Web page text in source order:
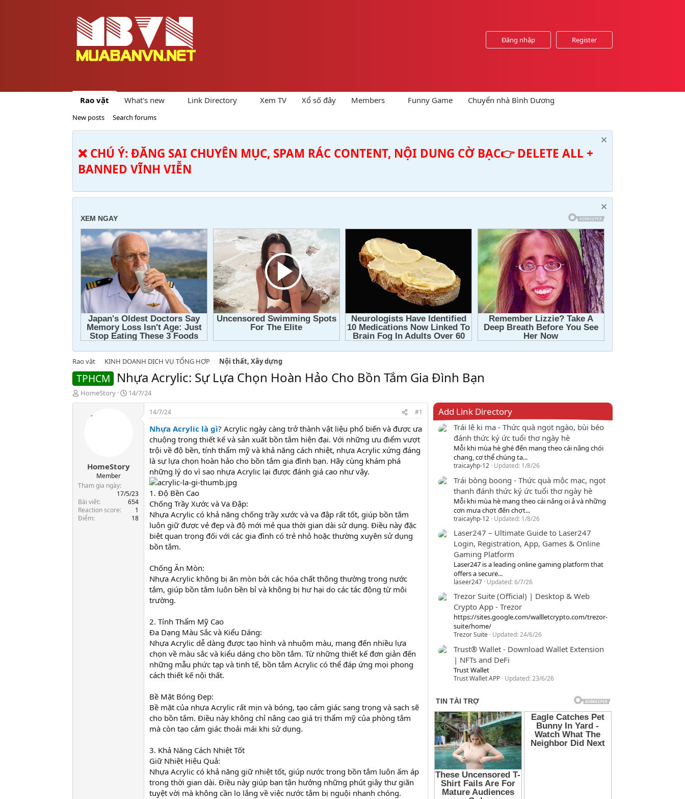
Đăng nhập Register
Rao vặt What's new Link Directory Xem TV Xổ số đây Members Funny Game Chuyển nhà Bình Dương
New posts Search forums
❌ CHÚ Ý: ĐĂNG SAI CHUYÊN MỤC, SPAM RÁC CONTENT, NỘI DUNG CỜ BẠC👉 DELETE ALL +
BANNED VĨNH VIỄN
Rao vặt KINH DOANH DỊCH VỤ TỔNG HỢP Nội thất, Xây dựng
TPHCM Nhựa Acrylic: Sự Lựa Chọn Hoàn Hảo Cho Bồn Tắm Gia Đình Bạn
T
h
t
r
HomeStory
N
g
14/7/24
HomeStory
Member
Tham gia ngày
17/5/23
Bài viết
654
Reaction score
1
Điểm
18
14/7/24 #1
Nhựa Acrylic là gì? Acrylic ngày càng trở thành vật liệu phổ biến và được ưa
chuộng trong thiết kế và sản xuất bồn tắm hiện đại. Với những ưu điểm vượt
trội về độ bền, tính thẩm mỹ và khả năng cách nhiệt, nhựa Acrylic xứng đáng
là sự lựa chọn hoàn hảo cho bồn tắm gia đình bạn. Hãy cùng khám phá
những lý do vì sao nhựa Acrylic lại được đánh giá cao như vậy.
1. Độ Bền Cao
Chống Trầy Xước và Va Đập:
Nhựa Acrylic có khả năng chống trầy xước và va đập rất tốt, giúp bồn tắm
luôn giữ được vẻ đẹp và độ mới mẻ qua thời gian dài sử dụng. Điều này đặc
biệt quan trọng đối với các gia đình có trẻ nhỏ hoặc thường xuyên sử dụng
bồn tắm.
Chống Ăn Mòn:
Nhựa Acrylic không bị ăn mòn bởi các hóa chất thông thường trong nước
tắm, giúp bồn tắm luôn bền bỉ và không bị hư hại do các tác động từ môi
trường.
2. Tính Thẩm Mỹ Cao
Đa Dạng Màu Sắc và Kiểu Dáng:
Nhựa Acrylic dễ dàng được tạo hình và nhuộm màu, mang đến nhiều lựa
chọn về màu sắc và kiểu dáng cho bồn tắm. Từ những thiết kế đơn giản đến
những mẫu phức tạp và tinh tế, bồn tắm Acrylic có thể đáp ứng mọi phong
cách thiết kế nội thất.
Bề Mặt Bóng Đẹp:
Bề mặt của nhựa Acrylic rất mịn và bóng, tạo cảm giác sang trọng và sạch sẽ
cho bồn tắm. Điều này không chỉ nâng cao giá trị thẩm mỹ của phòng tắm
mà còn tạo cảm giác thoải mái khi sử dụng.
3. Khả Năng Cách Nhiệt Tốt
Giữ Nhiệt Hiệu Quả:
Nhựa Acrylic có khả năng giữ nhiệt tốt, giúp nước trong bồn tắm luôn ấm áp
trong thời gian dài. Điều này giúp bạn tận hưởng những phút giây thư giãn
tuyệt vời mà không cần lo lắng về việc nước tắm bị nguội nhanh chóng.
Add Link Directory
Trái lê ki ma - Thức quà ngọt ngào, bùi béo
đánh thức ký ức tuổi thơ ngày hè
Mỗi khi mùa hè ghé đến mang theo cái nắng chói
chang, cơ thể chúng ta...
traicayhp-12 Updated: 1/8/26
Trái bòng boong - Thức quà mộc mạc, ngọt
thanh đánh thức ký ức tuổi thơ ngày hè
Mỗi khi mùa hè mang theo cái nắng oi ả và những
cơn mưa chợt đến chợt...
traicayhp-12 Updated: 1/8/26
Laser247 – Ultimate Guide to Laser247
Login, Registration, App, Games & Online
Gaming Platform
Laser247 is a leading online gaming platform that
offers a secure...
laseer247 Updated:6/7/26
Trezor Suite (Official) | Desktop & Web
Crypto App - Trezor
https://sites.google.com/wallletcrypto.com/trezor-
suite/home/
Trezor Suite Updated:24/6/26
Trust® Wallet - Download Wallet Extension
| NFTs and DeFi
Trust Wallet
Trust Wallet APP Updated:23/6/26